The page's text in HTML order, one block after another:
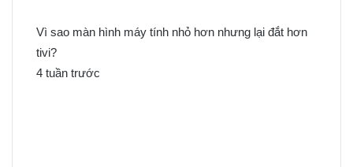
Vì sao màn hình máy tính nhỏ hơn nhưng lại đắt hơn
tivi?
4 tuần trước